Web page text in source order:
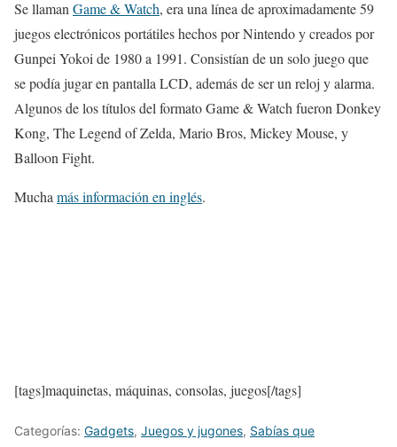
Se llaman Game & Watch, era una línea de aproximadamente 59
juegos electrónicos portátiles hechos por Nintendo y creados por
Gunpei Yokoi de 1980 a 1991. Consistían de un solo juego que
se podía jugar en pantalla LCD, además de ser un reloj y alarma.
Algunos de los títulos del formato Game & Watch fueron Donkey
Kong, The Legend of Zelda, Mario Bros, Mickey Mouse, y
Balloon Fight.
Mucha más información en inglés.
[tags]maquinetas, máquinas, consolas, juegos[/tags]
Categorías: Gadgets, Juegos y jugones, Sabías que